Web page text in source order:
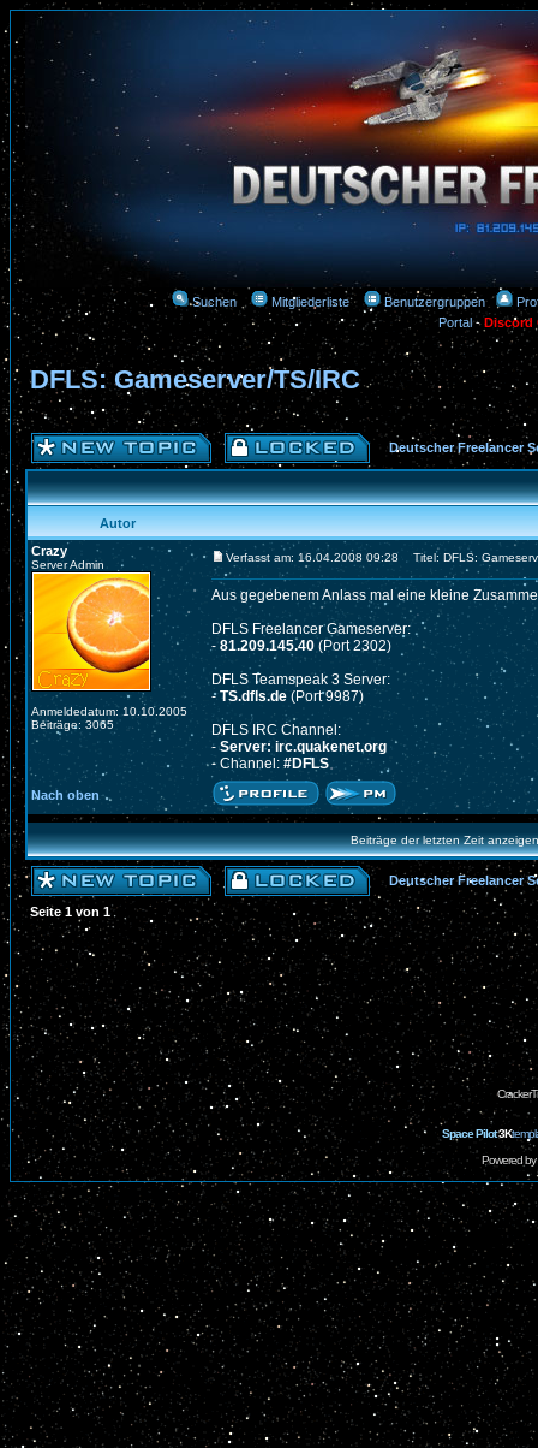
Suchen Mitgliederliste Benutzergruppen
Portal-Discord
DFLS: Gameserver/TS/IRC
Deutscher Freelancer
Autor
Crazy
Server Admin
Anmeldedatum: 10.10.2005
Beiträge: 3065
Verfasst am: 16.04.2008 09:28 Titel: DFLS:
Aus gegebenem Anlass mal eine kleine
DFLS Freelancer Gameserver:
- 81.209.145.40 (Port 2302)
DFLS Teamspeak 3 Server:
- TS.dfls.de (Port 9987)
DFLS IRC Channel:
-Server: irc.quakenet.org
- Channel: #DFLS
Nach oben
Beiträge der letzten Zeit
Deutscher Freelancer
Seite1 von 1
Space Pilot3K
Powered by